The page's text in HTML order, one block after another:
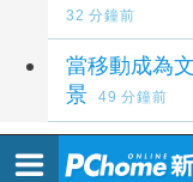
32 分鐘前
當移動成為
景
49 分鐘前